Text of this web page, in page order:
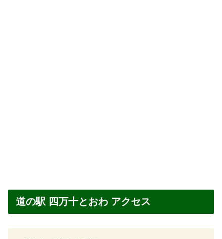
道の駅 四万十とおわ アクセス